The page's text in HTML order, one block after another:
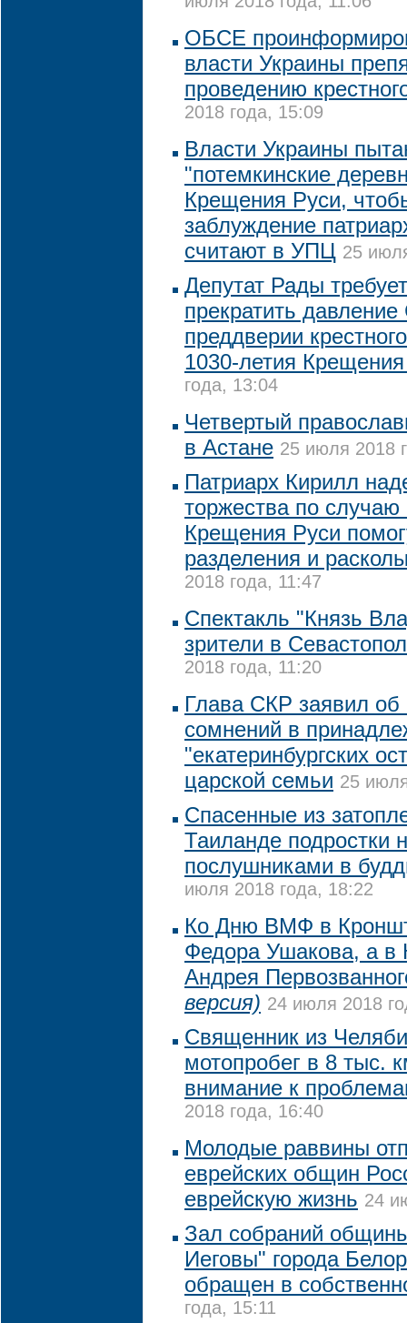
ОБСЕ
власти Украины
проведению
2018 года, 15:09
Власти Украины
"потемкинские
Крещения Руси,
заблуждение
считают в УПЦ 25
Депутат Рады
прекратить
преддверии
1030-летия
года, 13:04
Четвертый
в Астане 25 июля 2018
Патриарх Кирилл
торжества по случаю
Крещения Руси
разделения и
2018 года, 11:47
Спектакль "Князь
зрители в
2018 года, 11:20
Глава СКР заявил об
сомнений в
"екатеринбургских
царской семьи 25
Спасенные из
Таиланде подростки
послушниками в
июля 2018 года, 18:22
Ко Дню ВМФ в
Федора Ушакова, а в
Андрея
версия) 24 июля 2018
Священник из
мотопробег в 8 тыс.
внимание к
2018 года, 16:40
Молодые раввины
еврейских общин
еврейскую жизнь 24
Зал собраний
Иеговы" города
обращен в
года, 15:11